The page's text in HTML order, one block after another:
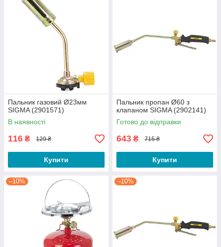
Пальник газовий Ø23мм
SIGMA (2901571)
В наявності
116 ₴ 129 ₴
Купити
Пальник пропан Ø60 з
клапаном SIGMA (2902141)
Готово до відправки
643 ₴ 715 ₴
Купити
–10% –10%